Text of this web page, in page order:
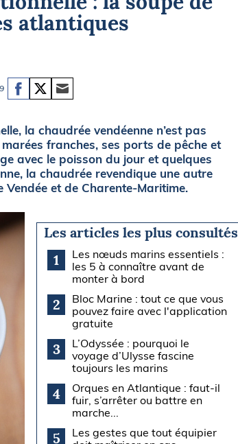
atlantiques
la chaudrée vendéenne n’est pas
marées franches, ses ports de pêche et
avec le poisson du jour et quelques
la chaudrée revendique une autre
et de Charente-Maritime.
Les articles les plus consultés
1
Les nœuds marins essentiels :
les 5 à connaître avant de
monter à bord
2
Bloc Marine : tout ce que vous
pouvez faire avec l'application
gratuite
3
L’Odyssée : pourquoi le
voyage d’Ulysse fascine
toujours les marins
4
Orques en Atlantique : faut-il
fuir, s’arrêter ou battre en
marche...
5
Les gestes que tout équipier